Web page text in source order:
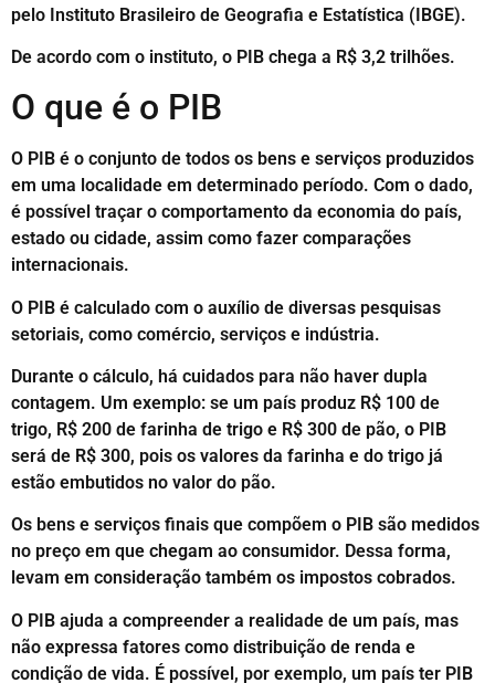
pelo Instituto Brasileiro de Geografia e Estatística (IBGE).
De acordo com o instituto, o PIB chega a R$ 3,2 trilhões.
O que é o PIB
O PIB é o conjunto de todos os bens e serviços produzidos
em uma localidade em determinado período. Com o dado,
é possível traçar o comportamento da economia do país,
estado ou cidade, assim como fazer comparações
internacionais.
O PIB é calculado com o auxílio de diversas pesquisas
setoriais, como comércio, serviços e indústria.
Durante o cálculo, há cuidados para não haver dupla
contagem. Um exemplo: se um país produz R$ 100 de
trigo, R$ 200 de farinha de trigo e R$ 300 de pão, o PIB
será de R$ 300, pois os valores da farinha e do trigo já
estão embutidos no valor do pão.
Os bens e serviços finais que compõem o PIB são medidos
no preço em que chegam ao consumidor. Dessa forma,
levam em consideração também os impostos cobrados.
O PIB ajuda a compreender a realidade de um país, mas
não expressa fatores como distribuição de renda e
condição de vida. É possível, por exemplo, um país ter PIB